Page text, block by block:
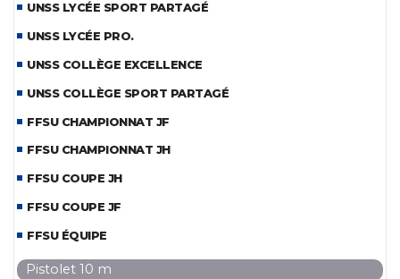
UNSS LYCÉE SPORT PARTAGÉ
UNSS LYCÉE PRO.
UNSS COLLÈGE EXCELLENCE
UNSS COLLÈGE SPORT PARTAGÉ
FFSU CHAMPIONNAT JF
FFSU CHAMPIONNAT JH
FFSU COUPE JH
FFSU COUPE JF
FFSU ÉQUIPE
Pistolet 10 m